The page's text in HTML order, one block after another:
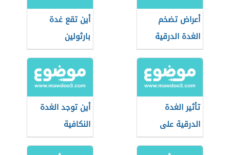
أعراض تضخم
الغدة الدرقية
أين تقع غدة
بارثولين
تأثير الغدة
الدرقية على
الحمل
أين توجد الغدة
النكافية